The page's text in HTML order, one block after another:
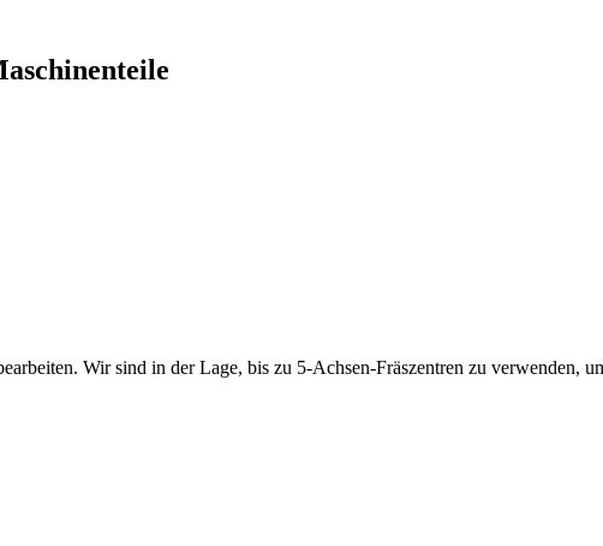
Wir sind in der Lage, bis zu 5-Achsen-Fräszentren zu verwenden,